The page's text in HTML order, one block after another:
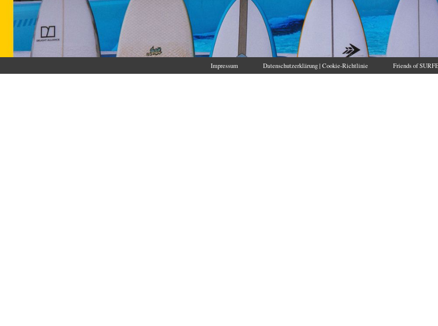
Impressum Datenschutzerklärung | Cookie-Richtlinie Friends of